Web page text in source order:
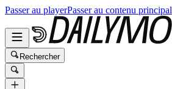
Passer au playerPasser au contenu principal
Rechercher